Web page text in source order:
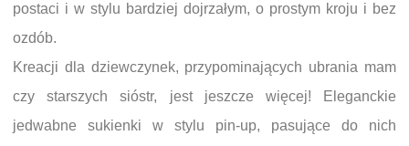
postaci i w stylu bardziej dojrzałym, o prostym kroju i bez
ozdób.
Kreacji dla dziewczynek, przypominających ubrania mam
czy starszych sióstr, jest jeszcze więcej! Eleganckie
jedwabne sukienki w stylu pin-up, pasujące do nich